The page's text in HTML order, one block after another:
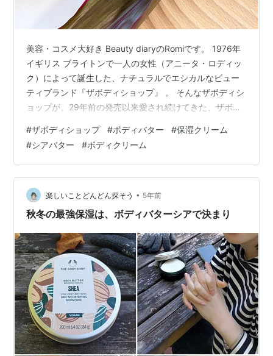
美容・コスメ大好き Beauty diaryのRomiです。 1976年
イギリス ブライトンで一人の女性（アニータ・ロディッ
ク）によって誕生した、ナチュラルでエシカルなビュー
ティブランド『ザボディショップ』 。 そんなザボディシ
ョップが、29年前の発売以来愛され続けてきた、ザボデ
の頃からお世話になってました)が、フォーミュラーやエ
シカルなコンセプトをさらに強化し、2021年9月リニュ
ーアルして新発売✨ ザボディショップ ボディバター シア
◆ ザボディショップ ボディバター シア 100％ヴィーガ
ン認証に進化した新ボディバターには、コミュニテ…
#ザボディショップ #ボディバター #保湿クリーム
#シアバター #ボディクリーム
楽しいことどんどん探そう • 5年前
秋冬の最強保湿は、ボディバターシアで決まり